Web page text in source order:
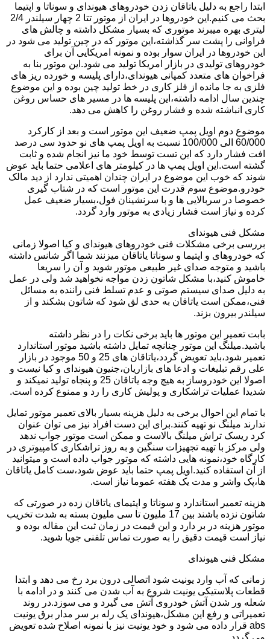
ابتدا راجع به دلیل یاتاقان زدن خودروهای هیوندای و سوناتا و اپتیما
بحث می کنیم.این خودروها در ایران از موتور تتا 2 چهار سیلندر 2/4
لیتری بهره میبرند موتوری که بسیار مشکل داشته و چالش های
فراوانی را پشت سر گذاشته،این موتور که در چین تولید می شود در
این خودروها در ایران سوار بوده و نمونه امریکایی آن برای
خودروهای تولیدی در بازار امریکا تولید می شود.این موتور بنا به
فراخوان های متعدد کمپانی هیوندای،دارای پلیسه و خورده ریز های
فلزی به جا مانده از فلز کاری در خط تولید چین بوده و این موضوع
چندین سال ادامه داشته،این پلیسه ها در مسیر های حساس روغن
کاری انباشته شده و فشار روغن را کاهش می دهد.
موضوع دوم اویل پمپ ضعیف این موتور است و بعد از کارکرد
60/000 الی 100/000 نسبت به اویل پمپ های نو حدود سی درصد
افت فشار دارد که این تست توسط خود ما نیز انجام شده و ثابت
گشته است.این اویل پمپ ها در کیلومتر های اعلامی حتما باید عوض
شوند که خوب این موضوع در ایران چندان اهمیتی ندارد از دید مالک
خودرو.موضوع سوم قدرت این موتور است که در شتاب گیری
خصوصا در سربالایی ها و با سرنشینان فول،بسیار ضعیف عمل
کرده و نیاز است فشار زیادی به موتور وارد گردد.
مشکل فنی هیوندای
بررسی برخی مشکلات فنی خودروهای هیوندای و کیا اصولا زمانی
که خودروهای و اپتیما و سوناتا یاتاقان میزنند شما اگر شانس داشته
باشید و متوجه صدای غیر طبیعی موتور شوید و آن را سریعا
خاموش کنید،با مشکل شاتون زدن مواجه نخواهید شد ولی در عمل
به دلیل صدای سیستم صوتی و عدم تسلط فنی راننده به مسائل
فنی،ممکن است یاتاقان به حدی لق شود که شاتون بشکند و از
سیلندر بیرون بزند.
بابت تعمیر این موتور ها باید برخی نکات را در نظر داشته
باشید.میلنگ این موتور چنانچه تمایل داشته باشید موتور استاندارد
تعمیر شود،باید تعویض گردد،یاتاقان های 25 و 50 موجود در بازار
علی رقم تبلیغات و ادعا های بازاریان،جنیون هیوندای و کیا نیست و
اصولا این خودروساز به هیچ وجه یاتاقان 25 و پنجاه تولید نمیکند و
شدیدا عملیات تراشکاری و پولیش کاری را رد و ممنوع کرده است.
با تمام این احوال برخی به دلیل هزینه بسیار بالای تعمیر موتور تمایل
ندارند میلنگ نو تهیه کنند.برای این دست افراد نیز می توان عنوان
کرد ریسک تراش میلنگ بالاست و ممکن است موتور جواب ندهد
ولی مرکز با تهیه تجهیزات سنگین و به روز تراشکاری کامپیوتری در
کارگاه خود،نمونه هایی داشته که موتور جواب داده است و میتوانید
از آن استفاده کنید.اویل پمپ حتما باید عوض شود،ست کامل یاتاقان
ها،پک واشر و مدت یک هفته عموما نیاز است.
هزینه تعمیر استاندارد و سوناتا و اپتیمای یاتاقان زده در صورتی که
شاتون نزده باشند بین 17 ملیون تا سی ملیون بسته به شدت تخریب
موتور هزینه در بر دارد و این قیمت در زمان ثبت این مقاله بوده و
نیاز است قیمت دقیق را به صورت تماس تلفنی جویا شوید.
مشکل فنی هیوندای
زمانی که آب وارد یونیت شود اتصالی درون برد رخ می دهد و ابتدا
قطعات پلاستیکی یونیت شروع به آب شدن می کنند و در ادامه با
شعله ور شدن آتش خودروی آتش می گیرد و می سوزد.در روند
تعمیراتی و رفع این مشکل،هیوندای یک رله بر سر مدار برق یونیت
abs قرار داده می شود و خود یونیت نیز با نمونه اصلاح شده تعویض
می گردد.